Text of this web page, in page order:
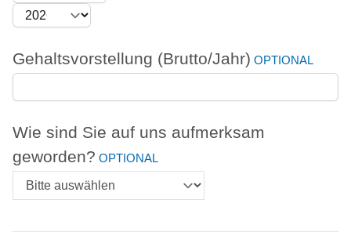
Gehaltsvorstellung (Brutto/Jahr)
Wie sind Sie auf uns aufmerksam
geworden?